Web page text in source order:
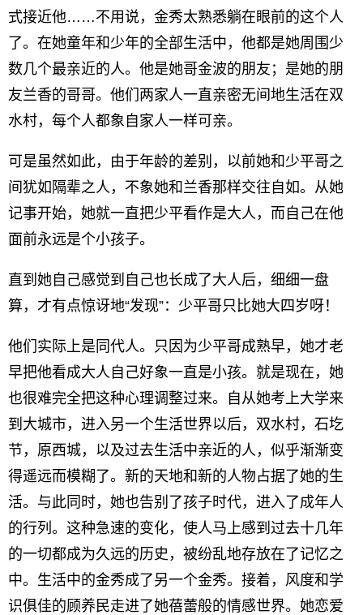
式接近他……不用说，金秀太熟悉躺在眼前的这个人
了。在她童年和少年的全部生活中，他都是她周围少
数几个最亲近的人。他是她哥金波的朋友；是她的朋
友兰香的哥哥。他们两家人一直亲密无间地生活在双
水村，每个人都象自家人一样可亲。
可是虽然如此，由于年龄的差别，以前她和少平哥之
间犹如隔辈之人，不象她和兰香那样交往自如。从她
记事开始，她就一直把少平看作是大人，而自己在他
面前永远是个小孩子。
直到她自己感觉到自己也长成了大人后，细细一盘
算，才有点惊讶地“发现”：少平哥只比她大四岁呀！
他们实际上是同代人。只因为少平哥成熟早，她才老
早把他看成大人自己好象一直是小孩。就是现在，她
也很难完全把这种心理调整过来。自从她考上大学来
到大城市，进入另一个生活世界以后，双水村，石圪
节，原西城，以及过去生活中亲近的人，似乎渐渐变
得遥远而模糊了。新的天地和新的人物占据了她的生
活。与此同时，她也告别了孩子时代，进入了成年人
的行列。这种急速的变化，使人马上感到过去十几年
的一切都成为久远的历史，被纷乱地存放在了记忆之
中。生活中的金秀成了另一个金秀。接着，风度和学
识俱佳的顾养民走进了她蓓蕾般的情感世界。她恋爱